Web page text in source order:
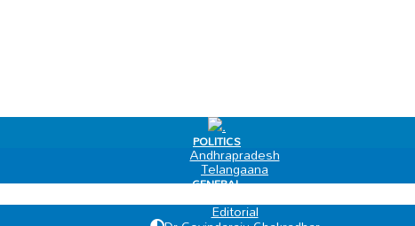
.
POLITICS
Andhrapradesh
Telangaana
GENERAL
Editorial